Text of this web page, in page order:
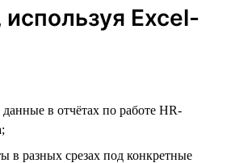
Excel-
данные в отчётах по работе HR-
в разных срезах под конкретные